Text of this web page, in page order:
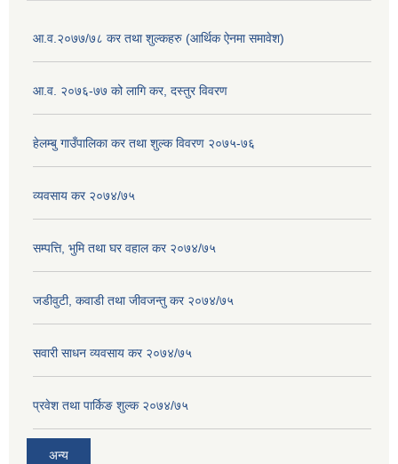
आ.व.२०७७/७८ कर तथा शुल्कहरु (आर्थिक ऐनमा समावेश)
आ.व. २०७६-७७ को लागि कर, दस्तुर विवरण
हेलम्बु गाउँपालिका कर तथा शुल्क विवरण २०७५-७६
व्यवसाय कर २०७४/७५
सम्पत्ति, भुमि तथा घर वहाल कर २०७४/७५
जडीवुटी, कवाडी तथा जीवजन्तु कर २०७४/७५
सवारी साधन व्यवसाय कर २०७४/७५
प्रवेश तथा पार्किङ शुल्क २०७४/७५
अन्य